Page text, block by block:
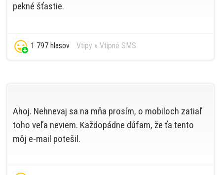
pekné šťastie.
1 797 hlasov Vtipy » Vtipné SMS
Ahoj. Nehnevaj sa na mňa prosím, o mobiloch zatiaľ
toho veľa neviem. Každopádne dúfam, že ťa tento
môj e-mail potešil.